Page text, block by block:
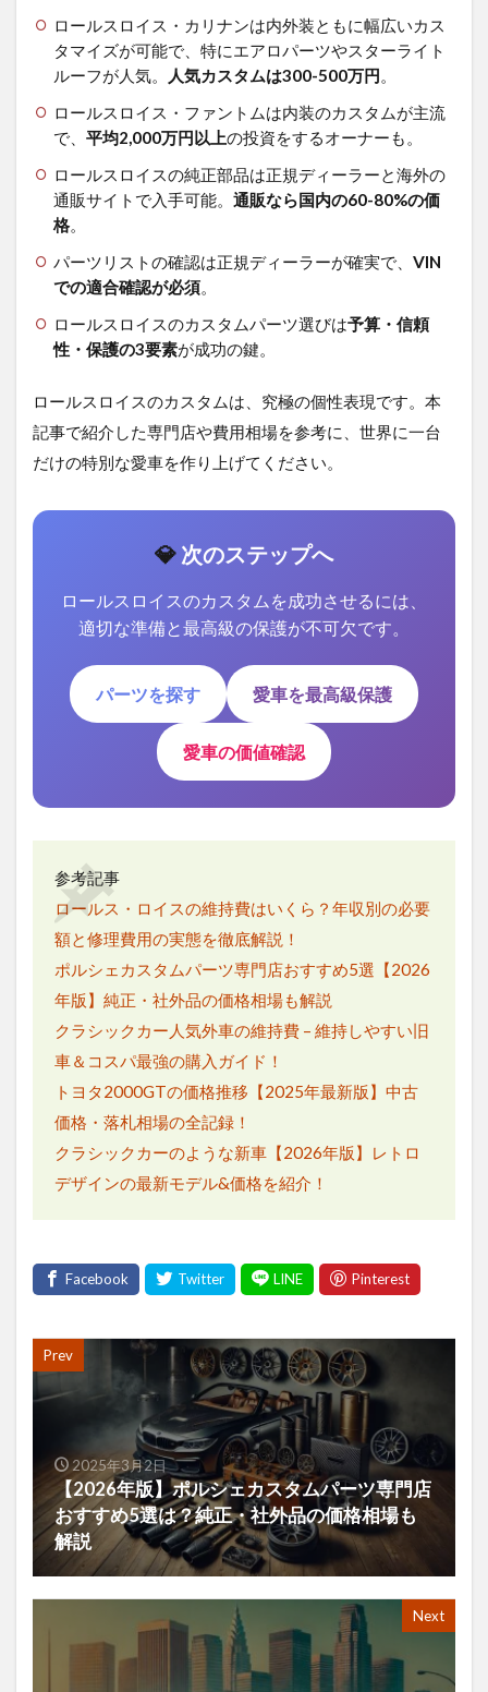
ロールスロイス・カリナンは内外装ともに幅広いカス
タマイズが可能で、特にエアロパーツやスターライト
ルーフが人気。
人気カスタムは300-500万円。
ロールスロイス・ファントムは内装のカスタムが主流
で、 平均2,000万円以上の投資をするオーナーも。
ロールスロイスの純正部品は正規ディーラーと海外の
通販サイトで入手可能。 通販なら国内の60-80%の価
格。
パーツリストの確認は正規ディーラーが確実で、 VIN
での適合確認が必須。
ロールスロイスのカスタムパーツ選びは予算・信頼
性・保護の3要素が成功の鍵。
ロールスロイスのカスタムは、究極の個性表現です。本
記事で紹介した専門店や費用相場を参考に、世界に一台
だけの特別な愛車を作り上げてください。
💎 次のステップへ
ロールスロイスのカスタムを成功させるには、
適切な準備と最高級の保護が不可欠です。
パーツを探す 愛車を最高級保護
愛車の価値確認
参考記事
ロールス・ロイスの維持費はいくら？年収別の必要
額と修理費用の実態を徹底解説！
ポルシェカスタムパーツ専門店おすすめ5選【2026
年版】純正・社外品の価格相場も解説
クラシックカー人気外車の維持費 – 維持しやすい旧
車＆コスパ最強の購入ガイド！
トヨタ2000GTの価格推移【2025年最新版】中古
価格・落札相場の全記録！
クラシックカーのような新車【2026年版】レトロ
デザインの最新モデル&価格を紹介！
Prev
2025年3月2日
【2026年版】ポルシェカスタムパーツ専門店
おすすめ5選は？純正・社外品の価格相場も
解説
Next